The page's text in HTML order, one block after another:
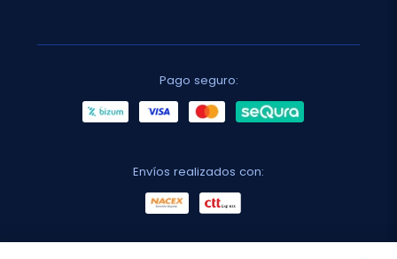
Pago seguro:
Envíos realizados con: